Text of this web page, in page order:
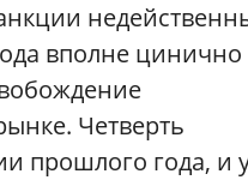
вполне цинично
Четверть
прошлого года, и